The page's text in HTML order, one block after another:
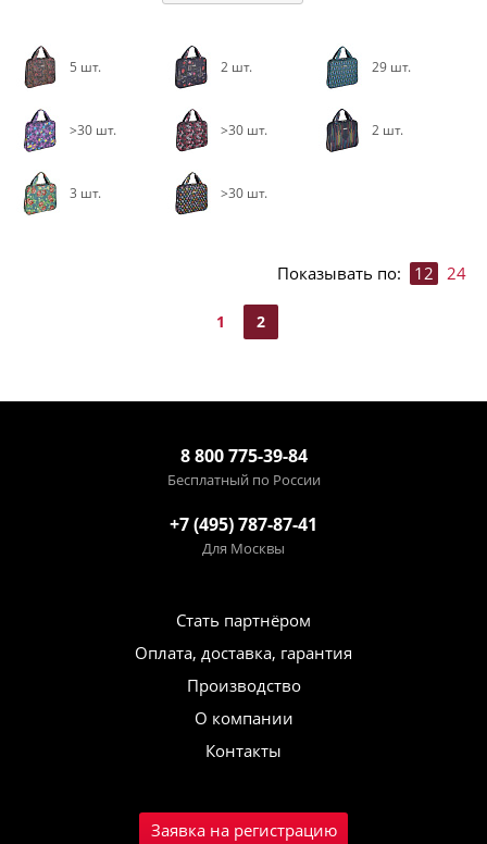
5 шт. 2 шт. 29 шт.
>30 шт. >30 шт. 2 шт.
3 шт. >30 шт.
Показывать по: 12 24
1 2
8 800 775-39-84
Бесплатный по России
+7 (495) 787-87-41
Для Москвы
Стать партнёром
Оплата, доставка, гарантия
Производство
О компании
Контакты
Заявка на регистрацию